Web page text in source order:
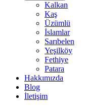
Kalkan
Kaş
Üzümlü
İslamlar
Sarıbelen
Yeşilköy
Fethiye
Patara
Hakkımızda
Blog
İletişim